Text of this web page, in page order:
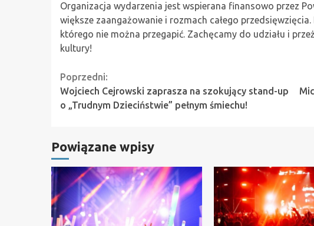
Organizacja wydarzenia jest wspierana finansowo przez
większe zaangażowanie i rozmach całego
którego nie można przegapić. Zachęcamy do udziału i
kultury!
Continue
Reading
Poprzedni:
Wojciech Cejrowski zaprasza na szokujący stand-up
o „Trudnym Dzieciństwie” pełnym śmiechu!
Powiązane wpisy